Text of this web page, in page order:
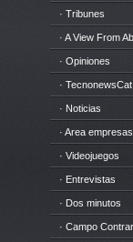
· Tribunes
· A View From
· Opiniones
· TecnonewsCat
· Noticias
· Area empresas
· Videojuegos
· Entrevistas
· Dos minutos
· Campo